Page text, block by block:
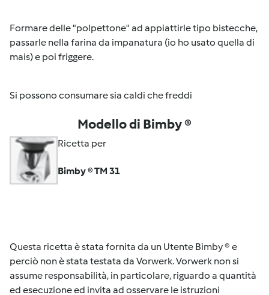
Formare delle "polpettone" ad appiattirle tipo bistecche,
passarle nella farina da impanatura (io ho usato quella di
mais) e poi friggere.
Si possono consumare sia caldi che freddi
Modello di Bimby ®
Ricetta per
Bimby ® TM 31
Questa ricetta è stata fornita da un Utente Bimby ® e
perciò non è stata testata da Vorwerk. Vorwerk non si
assume responsabilità, in particolare, riguardo a quantità
ed esecuzione ed invita ad osservare le istruzioni